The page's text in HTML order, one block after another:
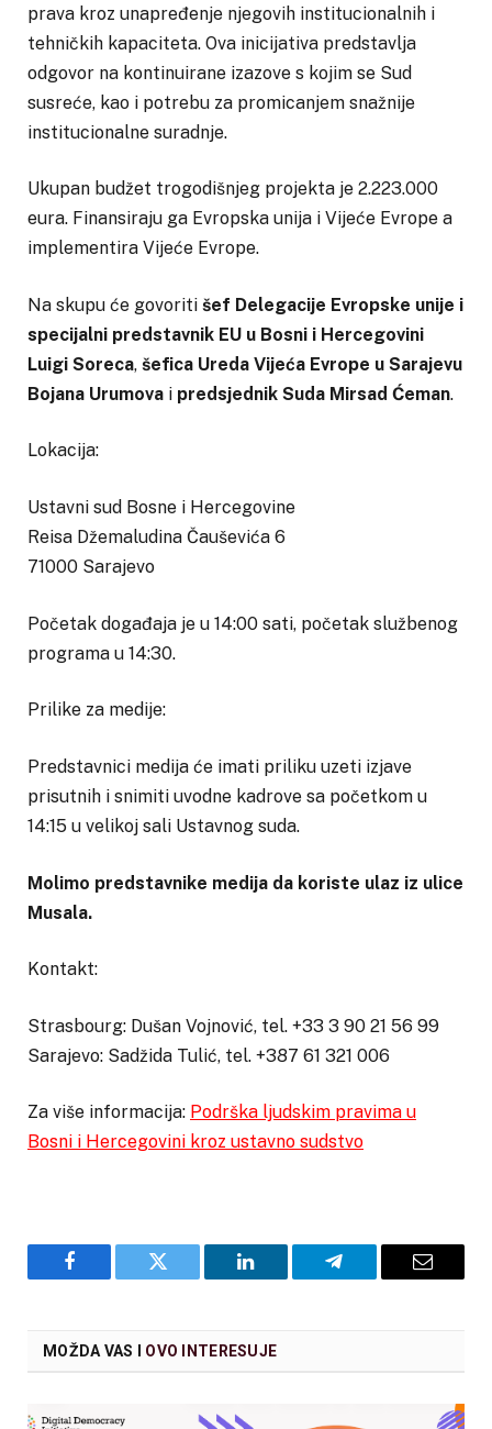
prava kroz unapređenje njegovih institucionalnih i
tehničkih kapaciteta. Ova inicijativa predstavlja
odgovor na kontinuirane izazove s kojim se Sud
susreće, kao i potrebu za promicanjem snažnije
institucionalne suradnje.
Ukupan budžet trogodišnjeg projekta je 2.223.000
eura. Finansiraju ga Evropska unija i Vijeće Evrope a
implementira Vijeće Evrope.
Na skupu će govoriti šef Delegacije Evropske unije i
specijalni predstavnik EU u Bosni i Hercegovini
Luigi Soreca, šefica Ureda Vijeća Evrope u Sarajevu
Bojana Urumova i predsjednik Suda Mirsad Ćeman.
Lokacija:
Ustavni sud Bosne i Hercegovine
Reisa Džemaludina Čauševića 6
71000 Sarajevo
Početak događaja je u 14:00 sati, početak službenog
programa u 14:30.
Prilike za medije:
Predstavnici medija će imati priliku uzeti izjave
prisutnih i snimiti uvodne kadrove sa početkom u
14:15 u velikoj sali Ustavnog suda.
Molimo predstavnike medija da koriste ulaz iz ulice
Musala.
Kontakt:
Strasbourg: Dušan Vojnović, tel. +33 3 90 21 56 99
Sarajevo: Sadžida Tulić, tel. +387 61 321 006
Za više informacija: Podrška ljudskim pravima u
Bosni i Hercegovini kroz ustavno sudstvo
Facebook Twitter LinkedIn Telegram Email
MOŽDA VAS I OVO INTERESUJE